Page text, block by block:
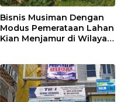
Bisnis Musiman Dengan
Modus Pemerataan Lahan
Kian Menjamur di Wilayah